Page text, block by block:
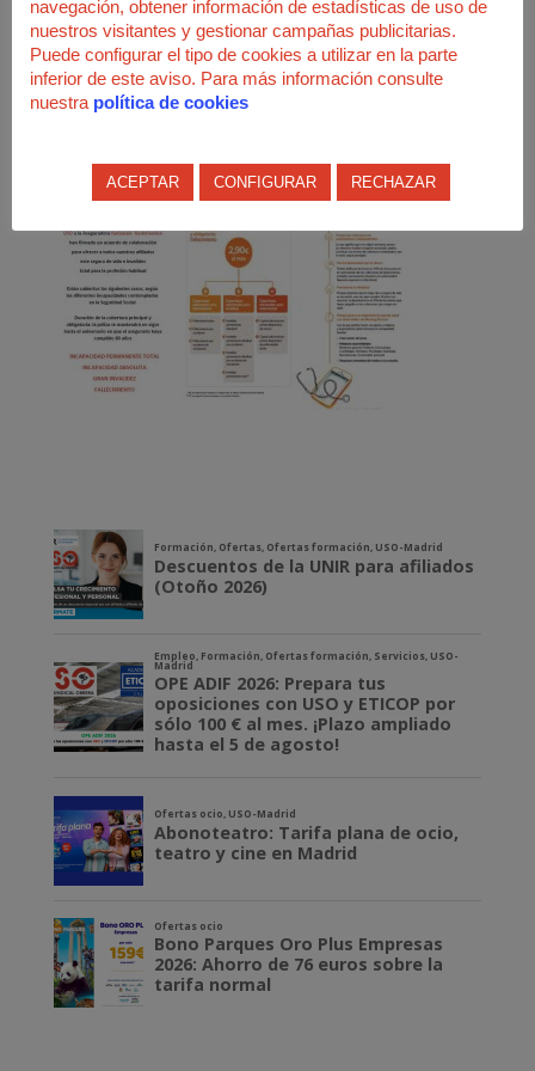
Sobre las condiciones generales del Seguro de Vida “Contigo
Familia”, cabe aclara que es modular: tú decides qué
cobertura quieres contratar por el importe que desees. El
seguro incluye lacobertura de invalidez total para
profesión habitualpara los casos en los que se produce
navegación, obtener información de estadísticas de uso de
nuestros visitantes y gestionar campañas publicitarias.
Puede configurar el tipo de cookies a utilizar en la parte
inferior de este aviso. Para más información consulte
nuestra política de cookies
ACEPTAR CONFIGURAR RECHAZAR